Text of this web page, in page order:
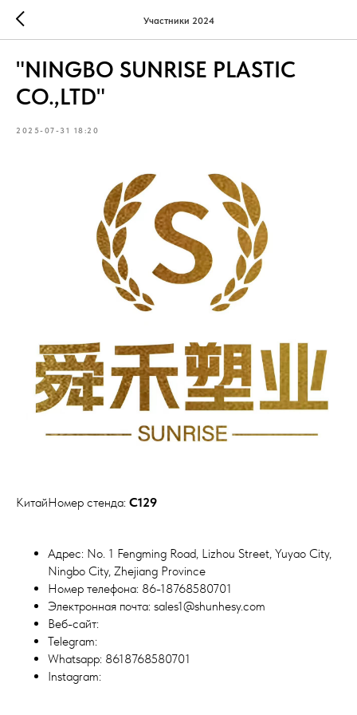
Участники 2024
"NINGBO SUNRISE PLASTIC
CO.,LTD"
2025-07-31 18:20
КитайНомер стенда: C129
Адрес: No. 1 Fengming Road, Lizhou Street, Yuyao City,
Ningbo City, Zhejiang Province
Номер телефона: 86-18768580701
Электронная почта: sales1@shunhesy.com
Веб-сайт:
Telegram:
Whatsapp: 8618768580701
Instagram: